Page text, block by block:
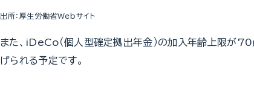
出所：厚生労働省Webサイト
また、iDeCo（個人型確定拠出年金）の加入年齢上限が
げられる予定です。